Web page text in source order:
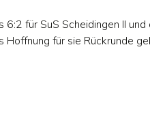
für SuS Scheidingen II
Hoffnung für sie Rückrunde